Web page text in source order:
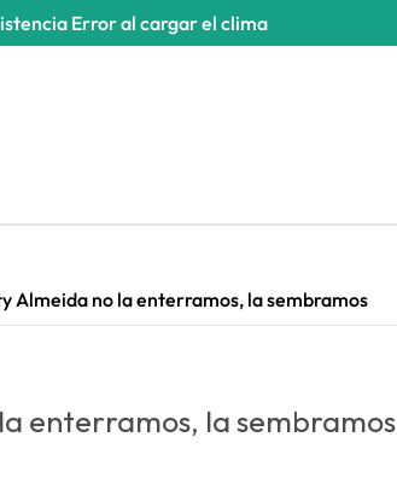
Error al cargar el clima
Almeida no la enterramos, la sembramos
enterramos, la sembramos